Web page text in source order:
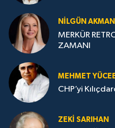
NILGÜN AKMAN
MERKÜR
ZAMANI
MEHMET
CHP’yi
ZEKI SARIHAN